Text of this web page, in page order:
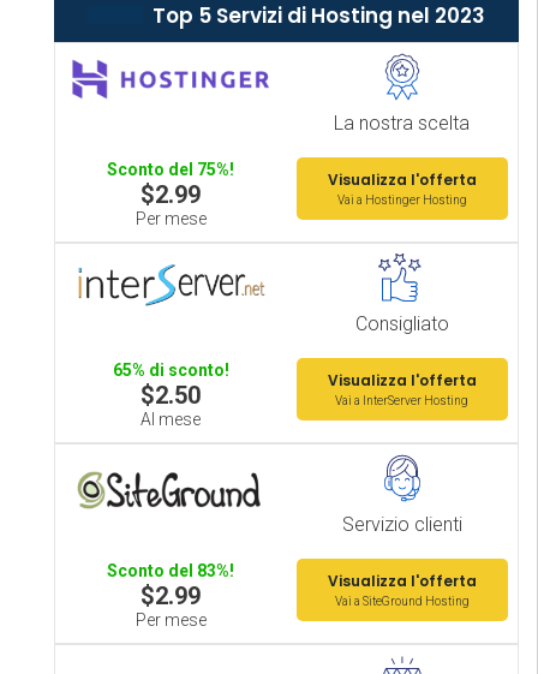
Top 5 Servizi di Hosting nel 2023
La nostra scelta
Sconto del 75%!
$2.99
Per mese
Visualizza l'offerta
Vai a Hostinger Hosting
Consigliato
65% di sconto!
$2.50
Al mese
Visualizza l'offerta
Vai a InterServer Hosting
Servizio clienti
Sconto del 83%!
$2.99
Per mese
Visualizza l'offerta
Vai a SiteGround Hosting